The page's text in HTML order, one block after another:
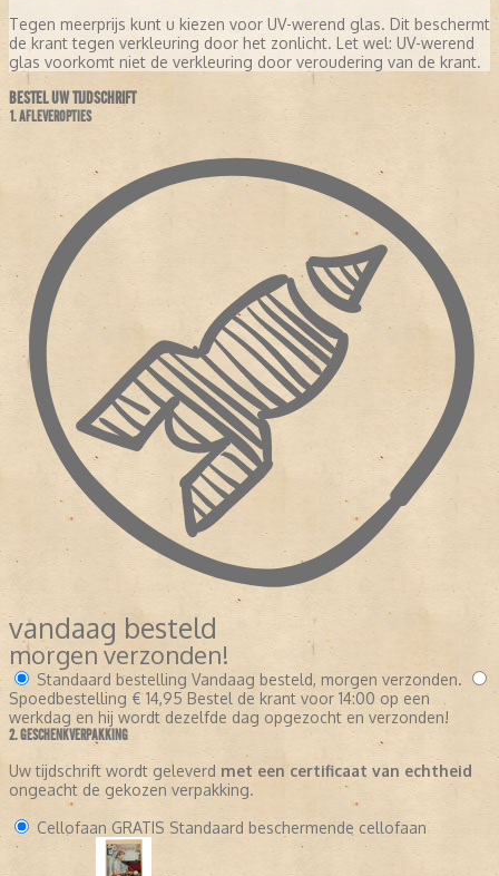
Tegen meerprijs kunt u kiezen voor UV-werend glas. Dit beschermt
de krant tegen verkleuring door het zonlicht. Let wel: UV-werend
glas voorkomt niet de verkleuring door veroudering van de krant.
BESTEL UW TIJDSCHRIFT
1. AFLEVEROPTIES
vandaag besteld
morgen verzonden!
Standaard bestelling Vandaag besteld, morgen verzonden.
Spoedbestelling € 14,95 Bestel de krant voor 14:00 op een
werkdag en hij wordt dezelfde dag opgezocht en verzonden!
2. GESCHENKVERPAKKING
Uw tijdschrift wordt geleverd met een certificaat van echtheid
ongeacht de gekozen verpakking.
Cellofaan GRATIS Standaard beschermende cellofaan